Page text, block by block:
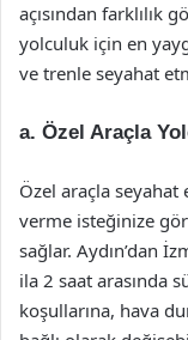
açısından farklılık
yolculuk için en
ve trenle seyahat
a. Özel Araçla
Özel araçla seyahat
verme isteğinize
sağlar. Aydın’dan
ila 2 saat arasında
koşullarına, hava